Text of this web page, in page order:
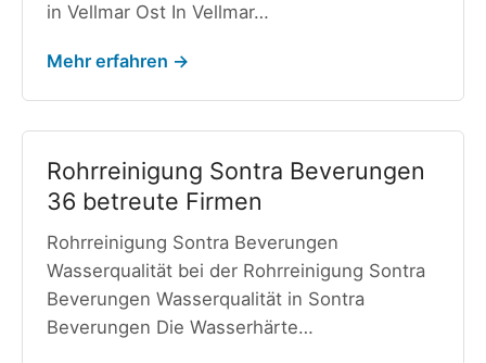
in Vellmar Ost In Vellmar…
Mehr erfahren →
Rohrreinigung Sontra Beverungen
36 betreute Firmen
Rohrreinigung Sontra Beverungen
Wasserqualität bei der Rohrreinigung Sontra
Beverungen Wasserqualität in Sontra
Beverungen Die Wasserhärte…